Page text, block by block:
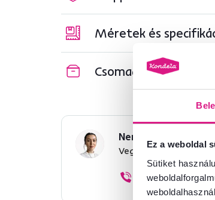
Ez a weboldal
Sütiket
Méretek és
Csomagolási
Nem találta meg a
Vegye fel velünk a
+36 20 512 1458